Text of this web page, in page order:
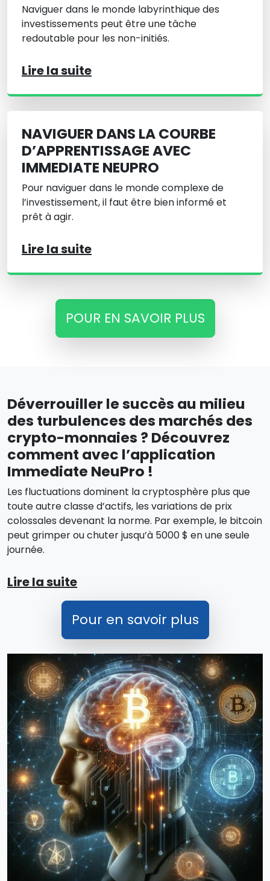
Naviguer dans le monde labyrinthique des
investissements peut être une tâche
redoutable pour les non-initiés.
Lire la suite
NAVIGUER DANS LA COURBE
D’APPRENTISSAGE AVEC
IMMEDIATE NEUPRO
Pour naviguer dans le monde complexe de
l’investissement, il faut être bien informé et
prêt à agir.
Lire la suite
POUR EN SAVOIR PLUS
Déverrouiller le succès au milieu
des turbulences des marchés des
crypto-monnaies ? Découvrez
comment avec l’application
Immediate NeuPro !
Les fluctuations dominent la cryptosphère plus que
toute autre classe d’actifs, les variations de prix
colossales devenant la norme. Par exemple, le bitcoin
peut grimper ou chuter jusqu’à 5000 $ en une seule
journée.
Lire la suite
Pour en savoir plus